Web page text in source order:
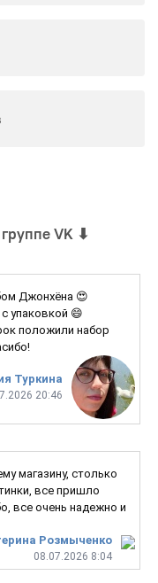
VK ⬇
Туркина
20:46
Джонхёна 😍
упаковкой 😄
положили набор
Розмыченко
08.07.2026 8:04
магазину, столько
все пришло
все очень надежно и